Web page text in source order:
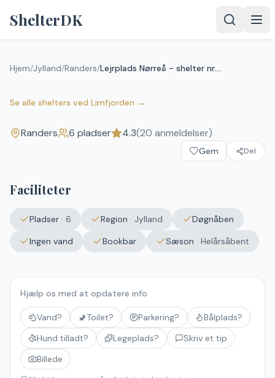
ShelterDK
Hjem/Jylland/Randers/ Lejrplads Nørreå - shelter nr. 1 (Bookbar)
Se alle shelters ved Limfjorden →
(Bookbar)
4.3 20 anmeldelser)
Randers 6 pladser 4.3(20 anmeldelser)
Gem Del
Faciliteter
Pladser · 6 Region · Jylland
Døgnåben
Ingen vand
Bookbar Sæson · Helårsåbent
Hjælp os med at opdatere info
Vand? 🚽Toilet? Parkering?
Bålplads?
Hund tilladt?
Legeplads?
Skriv et tip
Billede